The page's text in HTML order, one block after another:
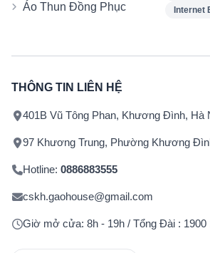
Áo Thun Đồng Phục
Internet
THÔNG TIN LIÊN HỆ
401B Vũ Tông Phan, Khương Đình, Hà
97 Khương Trung, Phường Khương
Hotline: 0886883555
cskh.gaohouse@gmail.com
Giờ mở cửa: 8h - 19h / Tổng Đài : 1900